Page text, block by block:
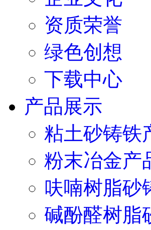
资质荣誉
绿色创想
下载中心
产品展示
粘土砂铸铁
粉末冶金产
呋喃树脂砂
碱酚醛树脂